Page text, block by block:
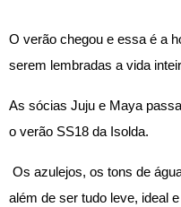
O verão chegou e essa é a
serem lembradas a vida
As sócias Juju e Maya
o verão SS18 da Isolda.
Os azulejos, os tons de
além de ser tudo leve, ideal